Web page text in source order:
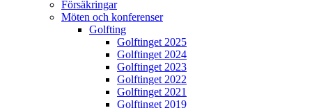
Försäkringar
Möten och konferenser
Golfting
Golftinget 2025
Golftinget 2024
Golftinget 2023
Golftinget 2022
Golftinget 2021
Golftinget 2019